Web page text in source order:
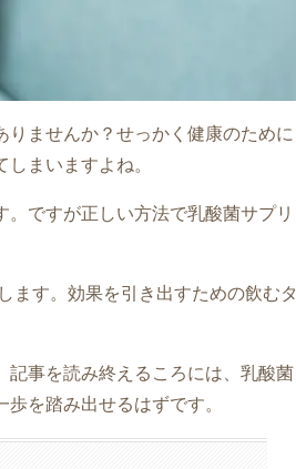
ませんか？せっかく健康のために
まいますよね。
ですが正しい方法で乳酸菌サプリ
します。効果を引き出すための飲むタ
記事を読み終えるころには、乳酸菌
を踏み出せるはずです。